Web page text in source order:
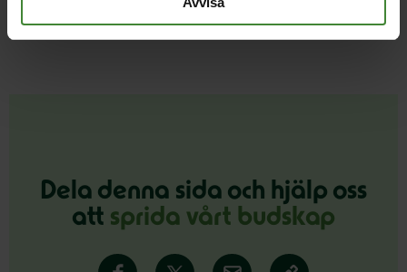
Dela denna sida och hjälp oss
att sprida vårt budskap